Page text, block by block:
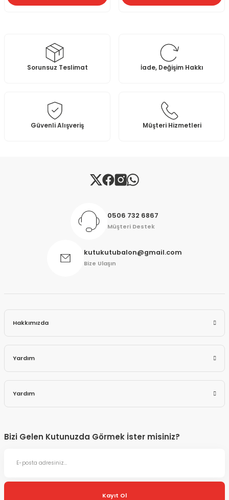
Sorunsuz Teslimat İade, Değişim Hakkı
Güvenli Alışveriş Müşteri Hizmetleri
0506 732 6867
Müşteri Destek
kutukutubalon@gmail.com
Bize Ulaşın
Hakkımızda
Yardım
Yardım
Bizi Gelen Kutunuzda Görmek İster misiniz?
Kayıt Ol